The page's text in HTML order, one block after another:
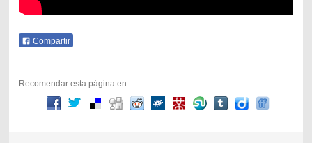
Compartir
Recomendar esta página en: